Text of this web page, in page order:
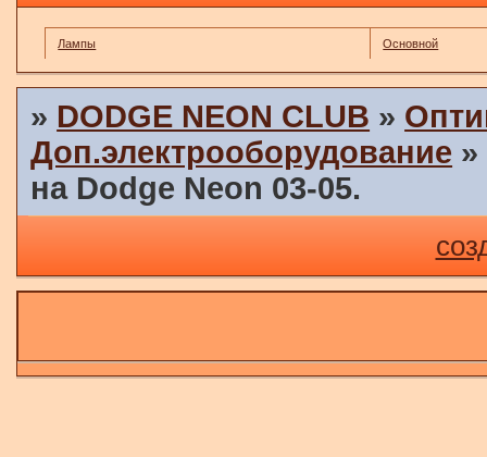
Лампы Основной
» DODGE NEON CLUB »
Доп.электрооборудование »
на Dodge Neon 03-05.